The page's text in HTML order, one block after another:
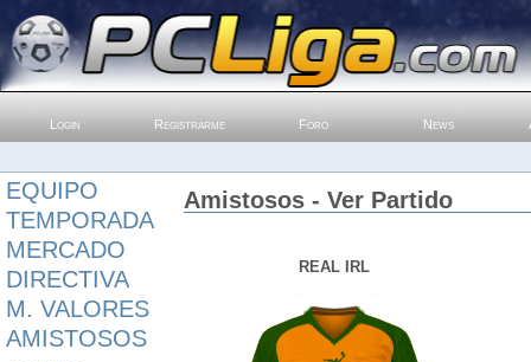
Login Registrarme Foro News
EQUIPO
TEMPORADA
MERCADO
DIRECTIVA
M. VALORES
AMISTOSOS
Amistosos - Ver Partido
REAL IRL